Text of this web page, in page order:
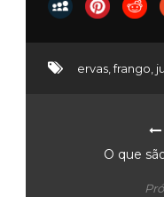
ervas,frango,
O que